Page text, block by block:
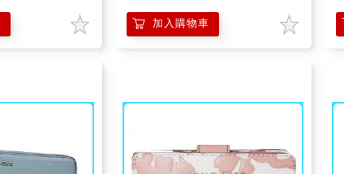
加入購物車